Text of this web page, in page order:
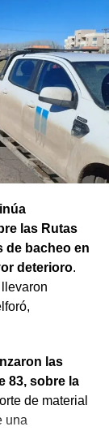
las Rutas
de bacheo en
deterioro.
las
83, sobre la
de material
una